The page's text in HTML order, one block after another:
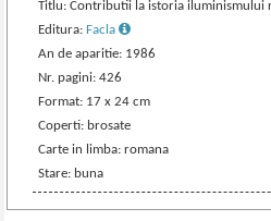
Titlu: Contributii la istoria iluminismului
Editura:Facla
An de aparitie: 1986
Nr. pagini: 426
Format: 17 x 24 cm
Coperti: brosate
Carte in limba: romana
Stare: buna